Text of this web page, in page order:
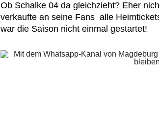
Ob Schalke 04 da gleichzieht? Eher
verkaufte an seine Fans alle
war die Saison nicht einmal gestartet!